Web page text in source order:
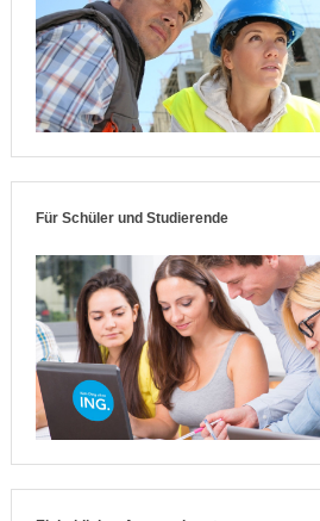
Für Schüler und Studierende